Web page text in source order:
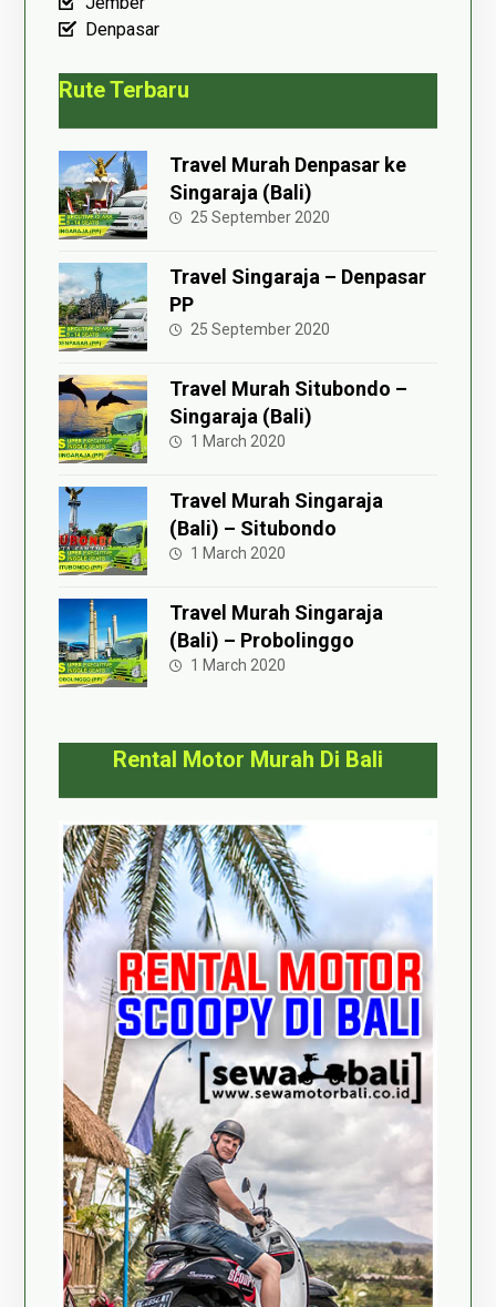
Denpasar
Rute Terbaru
Travel Murah Denpasar ke
Singaraja (Bali)
25 September 2020
Travel Singaraja – Denpasar
PP
25 September 2020
Travel Murah Situbondo –
Singaraja (Bali)
1 March 2020
Travel Murah Singaraja
(Bali) – Situbondo
1 March 2020
Travel Murah Singaraja
(Bali) – Probolinggo
1 March 2020
Rental Motor Murah Di Bali